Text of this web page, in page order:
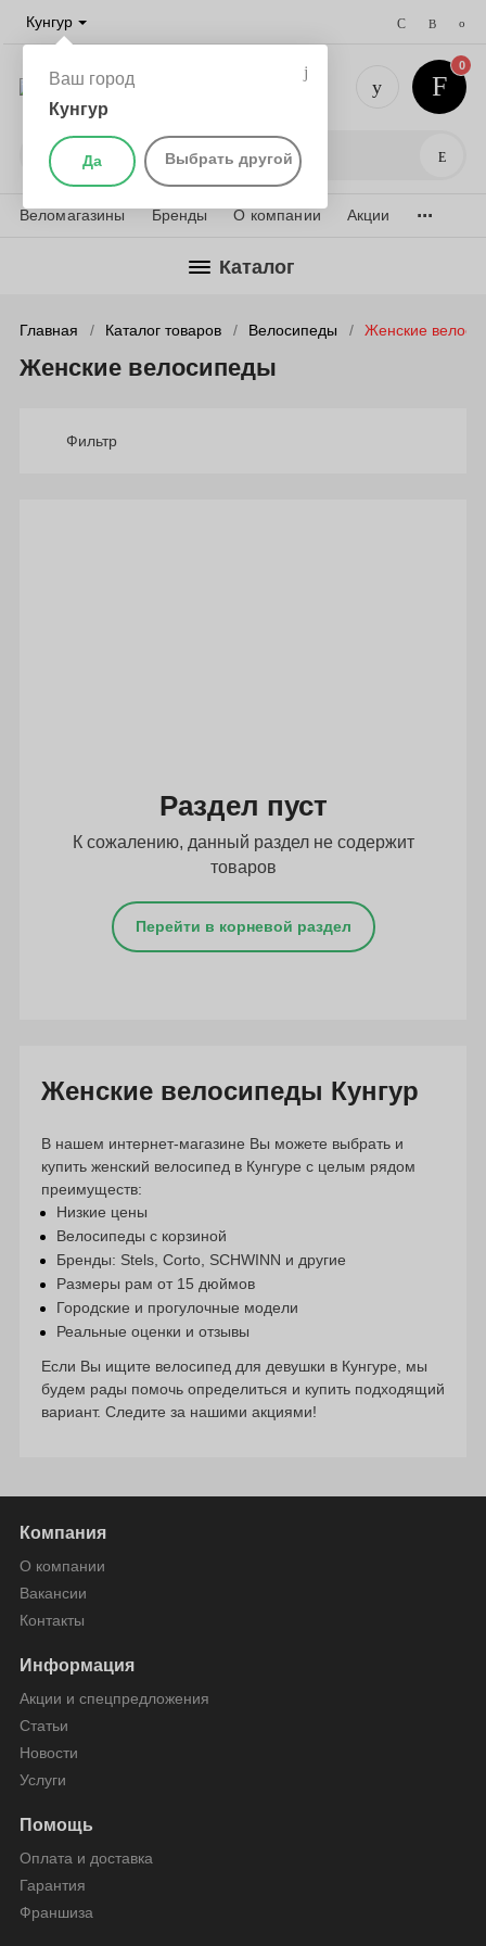
Кунгур
Ваш город
Кунгур
Да Выбрать другой Поиск
+7 (952)
0
Веломагазины Бренды О компании Акции ...
Каталог
Главная Каталог товаров Велосипеды Женские
Женские велосипеды
Фильтр
Раздел пуст
К сожалению, данный раздел не содержит
товаров
Перейти в корневой раздел
Женские велосипеды Кунгур
В нашем интернет-магазине Вы можете выбрать и
купить женский велосипед в Кунгуре с целым рядом
преимуществ:
Низкие цены
Велосипеды с корзиной
Бренды: Stels, Corto, SCHWINN и другие
Размеры рам от 15 дюймов
Городские и прогулочные модели
Реальные оценки и отзывы
Если Вы ищите велосипед для девушки в Кунгуре, мы
будем рады помочь определиться и купить подходящий
вариант. Следите за нашими акциями!
Компания
О компании
Вакансии
Контакты
Информация
Акции и спецпредложения
Статьи
Новости
Услуги
Помощь
Оплата и доставка
Гарантия
Франшиза